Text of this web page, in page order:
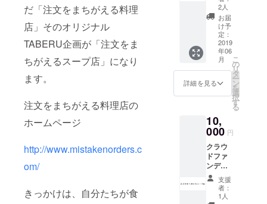
だ「注文をまちがえる料理
店」そのオリジナル
TABERU企画が「注文をま
ちがえるスープ店」になり
ます。
注文をまちがえる料理店の
ホームページ
http://www.mistakenorders.c
om/
きっかけは、自分たちが食
たない
物の事
を指し
ます。
で主催
する
「注文
をまち
がえる
スープ
屋」の
スタッ
フだけ
が、貰
えるオ
ルTシャ
ツとピ
ンバッ
ジをお
送りい
たしま
す。
2人
お届
け予
定：
2019
年06
月
詳細を見る
こ
の
リ
タ
ー
ン
を
選
択
す
る
10,
000 円
クラウ
ドファ
ンディ
ング企
画の中
で主催
支援
者：
1人